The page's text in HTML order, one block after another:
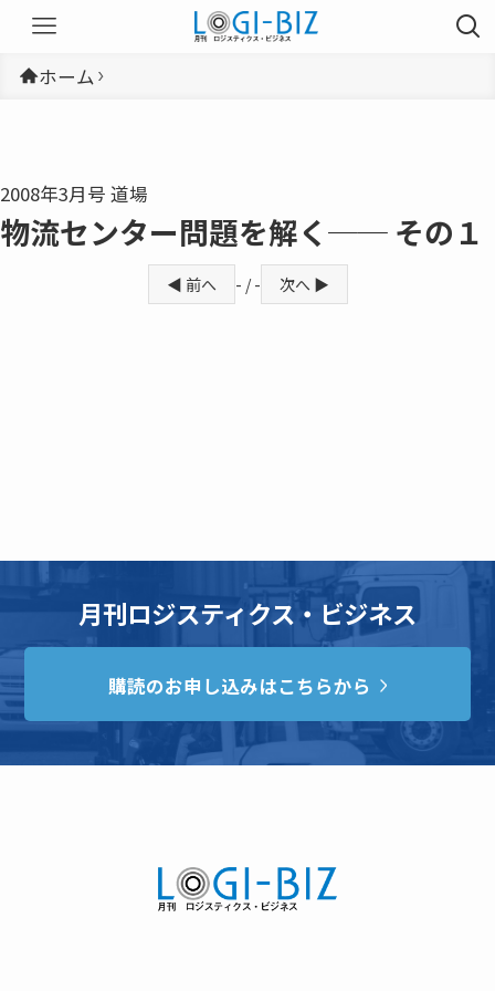
ホーム
2008年3月号 道場
物流センター問題を解く── その１
◀ 前へ - / - 次へ ▶
月刊ロジスティクス・ビジネス
購読のお申し込みはこちらから